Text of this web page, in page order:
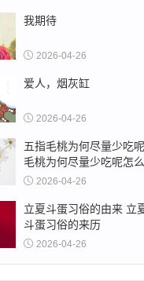
我期待
2026-04-26
爱人，烟灰缸
2026-04-26
五指毛桃为何尽量少吃
毛桃为何尽量少吃呢怎
2026-04-26
立夏斗蛋习俗的由来 立
斗蛋习俗的来历
2026-04-26